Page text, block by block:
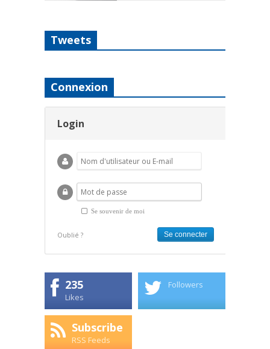
Tweets
Connexion
Login
Se souvenir de moi
Oublié ?
235
Likes
Followers
Subscribe
RSS Feeds